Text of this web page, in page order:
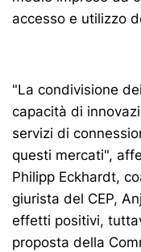
accesso e utilizzo
"La condivisione
capacità di
servizi di
questi mercati",
Philipp Eckhardt,
giurista del CEP,
effetti positivi,
proposta della